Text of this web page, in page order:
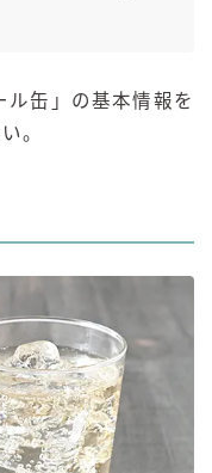
ル缶」の基本情報を
。